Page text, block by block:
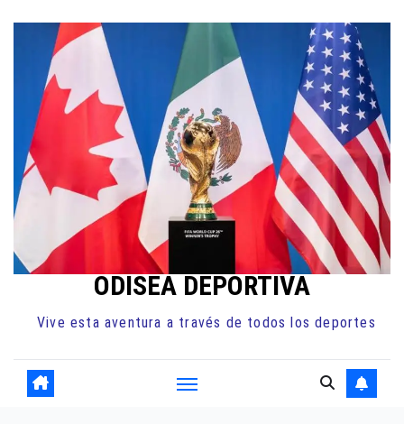
contenido
ODISEA DEPORTIVA
Vive esta aventura a través de todos los deportes